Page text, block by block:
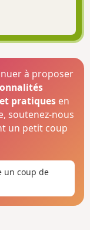
à proposer
pratiques en
soutenez-nous
un petit coup
un coup de